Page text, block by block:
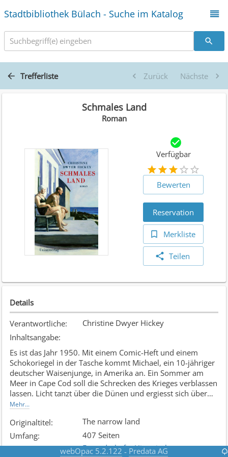
Stadtbibliothek Bülach - Suche im Katalog
Suchbegriff(e) eingeben
Trefferliste Zurück Nächste
Schmales Land
Roman
Verfügbar
Bewerten
Reservation
Merkliste
Teilen
Details
Verantwortliche:
Christine Dwyer Hickey
Inhaltsangabe:
Es ist das Jahr 1950. Mit einem Comic-Heft und einem
Schokoriegel in der Tasche kommt Michael, ein 10-jähriger
deutscher Waisenjunge, in Amerika an. Ein Sommer am
Meer in Cape Cod soll die Schrecken des Krieges verblassen
lassen. Licht tanzt über die Dünen und ergiesst sich über
kanariengelbe Sonnenschirme, doch weder das noch die
Erst durch die eigenwillige Mrs Aitch, eine Künstlerin, die im
Schatten ihres berühmten Mannes an der Bucht lebt, öffnet
sich ihm in der unvertrauten Idylle eine neue Welt.
Mehr...
Originaltitel:
The narrow land
Umfang:
407 Seiten
Freundschaft;Historisches
webOpac 5.2.122 - Predata AG